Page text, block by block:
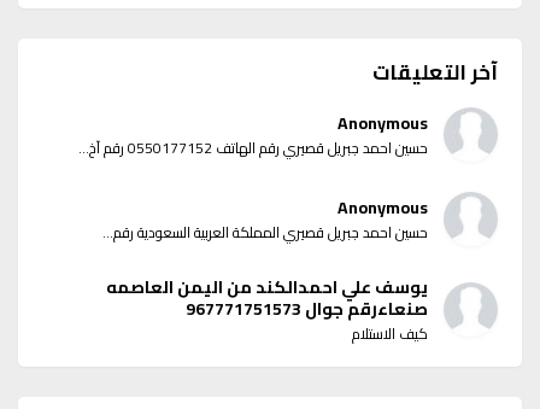
آخر التعليقات
Anonymous
حسين احمد جبريل قصيري رقم الهاتف 0550177152 رقم آخ...
Anonymous
حسين احمد جبريل قصيري المملكة العربية السعودية رقم...
يوسف علي احمدالكند من اليمن العاصمه
صنعاءرقم جوال 967771751573
كيف الاستلام